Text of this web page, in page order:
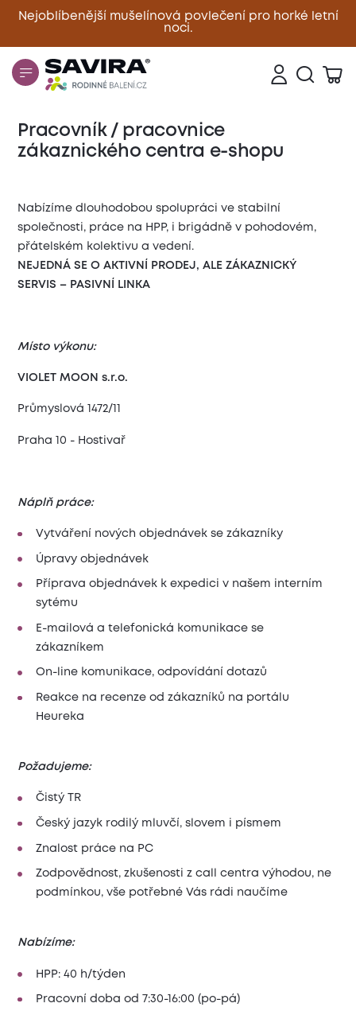
Nejoblíbenější mušelínová povlečení pro horké letní
noci.
Zavřít
Pracovník / pracovnice
zákaznického centra e-shopu
Nabízíme dlouhodobou spolupráci ve stabilní
společnosti, práce na HPP, i brigádně v pohodovém,
přátelském kolektivu a vedení.
NEJEDNÁ SE O AKTIVNÍ PRODEJ, ALE ZÁKAZNICKÝ
SERVIS – PASIVNÍ LINKA
Místo výkonu:
VIOLET MOON s.r.o.
Průmyslová 1472/11
Praha 10 - Hostivař
Náplň práce:
Vytváření nových objednávek se zákazníky
Úpravy objednávek
Příprava objednávek k expedici v našem interním
sytému
E-mailová a telefonická komunikace se
zákazníkem
On-line komunikace, odpovídání dotazů
Reakce na recenze od zákazníků na portálu
Heureka
Požadujeme:
Čistý TR
Český jazyk rodilý mluvčí, slovem i písmem
Znalost práce na PC
Zodpovědnost, zkušenosti z call centra výhodou, ne
podmínkou, vše potřebné Vás rádi naučíme
Nabízíme:
HPP: 40 h/týden
Pracovní doba od 7:30-16:00 (po-pá)